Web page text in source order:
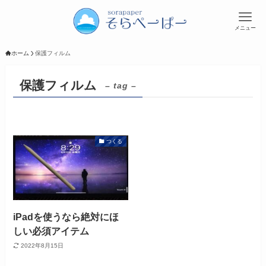
メニュー
ホーム 保護フィルム
保護フィルム – tag –
つくる
iPadを使うなら絶対にほ
しい必須アイテム
2022年8月15日